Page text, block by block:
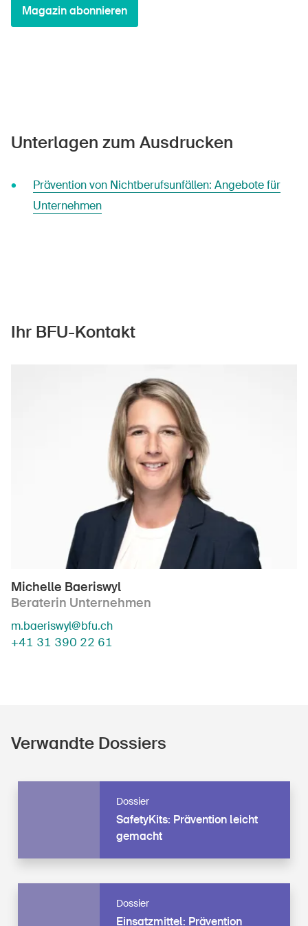
Magazin abonnieren
Unterlagen zum Ausdrucken
Prävention von Nichtberufsunfällen: Angebote für
Unternehmen
Ihr BFU-Kontakt
Michelle Baeriswyl
Beraterin Unternehmen
m.baeriswyl@bfu.ch
+41 31 390 22 61
Verwandte Dossiers
SafetyKits: Prävention leicht
gemacht
Dossier
SafetyKits:
Un­
fall­
prä­
leicht
Ein­satz­mit­tel: Prävention
Dossier
Ein­
satz­